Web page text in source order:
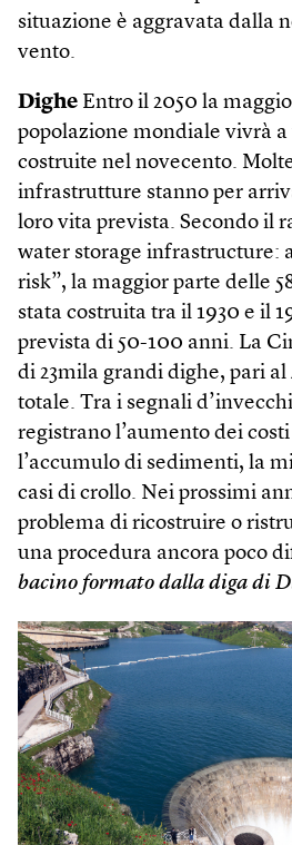
situazione è aggravata dalla
vento.
Dighe Entro il 2050 la
popolazione mondiale vivrà
costruite nel novecento.
infrastrutture stanno per
loro vita prevista. Secondo il
water storage infrastructure:
risk”, la maggior parte delle
stata costruita tra il 1930 e il
prevista di 50-100 anni. La
di 23mila grandi dighe, pari
totale. Tra i segnali
registrano l’aumento dei
l’accumulo di sedimenti, la
casi di crollo. Nei prossimi
problema di ricostruire o
una procedura ancora poco
bacino formato dalla diga di